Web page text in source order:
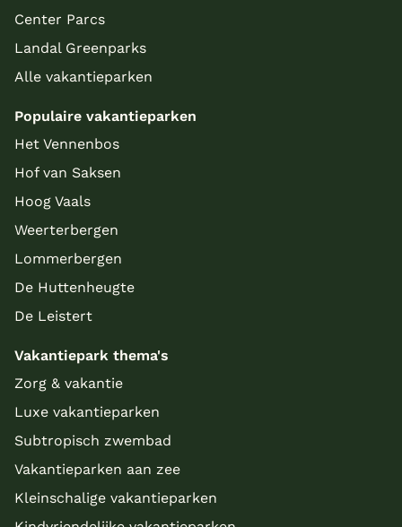
Center Parcs
Landal Greenparks
Alle vakantieparken
Populaire vakantieparken
Het Vennenbos
Hof van Saksen
Hoog Vaals
Weerterbergen
Lommerbergen
De Huttenheugte
De Leistert
Vakantiepark thema's
Zorg & vakantie
Luxe vakantieparken
Subtropisch zwembad
Vakantieparken aan zee
Kleinschalige vakantieparken